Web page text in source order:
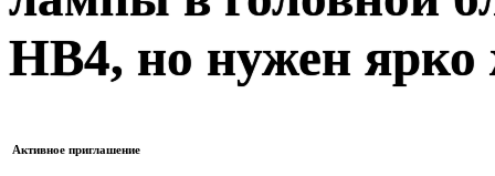
HB4, но нужен
Активное приглашение